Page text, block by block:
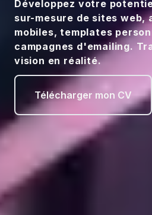
Développez votre
sur-mesure de sites web,
mobiles, templates
campagnes d'emailing.
vision en réalité.
Télécharger mon CV